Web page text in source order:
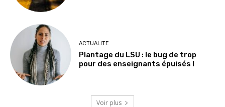
ACTUALITE
Plantage du LSU : le bug de trop
pour des enseignants épuisés !
Voir plus